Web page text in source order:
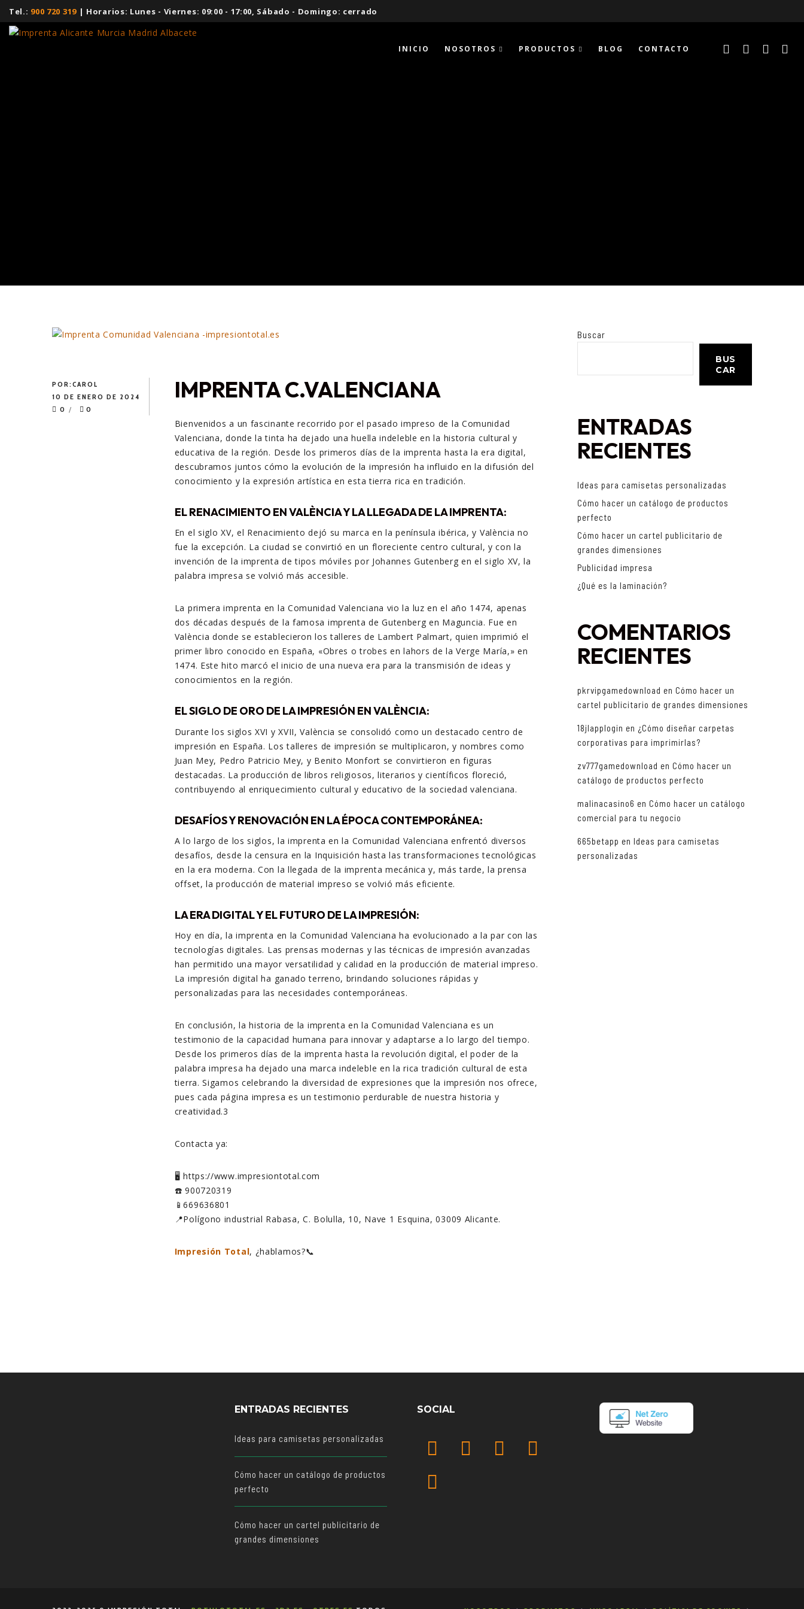
Tel.: 900 720 319| Horarios: Lunes - Viernes: 09:00 - 17:00, Sábado - Domingo: cerrado
INICIO NOSOTROS PRODUCTOS BLOG CONTACTO
POR:CAROL
10 DE ENERO DE 2024
0
0
IMPRENTA C.VALENCIANA
Bienvenidos a un fascinante recorrido por el pasado impreso de la Comunidad
Valenciana, donde la tinta ha dejado una huella indeleble en la historia cultural y
educativa de la región. Desde los primeros días de la imprenta hasta la era digital,
descubramos juntos cómo la evolución de la impresión ha influido en la difusión del
conocimiento y la expresión artística en esta tierra rica en tradición.
EL RENACIMIENTO EN VALÈNCIA Y LA LLEGADA DE LA IMPRENTA:
En el siglo XV, el Renacimiento dejó su marca en la península ibérica, y València no
fue la excepción. La ciudad se convirtió en un floreciente centro cultural, y con la
invención de la imprenta de tipos móviles por Johannes Gutenberg en el siglo XV, la
palabra impresa se volvió más accesible.
La primera imprenta en la Comunidad Valenciana vio la luz en el año 1474, apenas
dos décadas después de la famosa imprenta de Gutenberg en Maguncia. Fue en
València donde se establecieron los talleres de Lambert Palmart, quien imprimió el
primer libro conocido en España, «Obres o trobes en lahors de la Verge María,» en
1474. Este hito marcó el inicio de una nueva era para la transmisión de ideas y
conocimientos en la región.
EL SIGLO DE ORO DE LA IMPRESIÓN EN VALÈNCIA:
Durante los siglos XVI y XVII, València se consolidó como un destacado centro de
impresión en España. Los talleres de impresión se multiplicaron, y nombres como
Juan Mey, Pedro Patricio Mey, y Benito Monfort se convirtieron en figuras
destacadas. La producción de libros religiosos, literarios y científicos floreció,
contribuyendo al enriquecimiento cultural y educativo de la sociedad valenciana.
DESAFÍOS Y RENOVACIÓN EN LA ÉPOCA CONTEMPORÁNEA:
A lo largo de los siglos, la imprenta en la Comunidad Valenciana enfrentó diversos
desafíos, desde la censura en la Inquisición hasta las transformaciones tecnológicas
en la era moderna. Con la llegada de la imprenta mecánica y, más tarde, la prensa
offset, la producción de material impreso se volvió más eficiente.
LA ERA DIGITAL Y EL FUTURO DE LA IMPRESIÓN:
Hoy en día, la imprenta en la Comunidad Valenciana ha evolucionado a la par con las
tecnologías digitales. Las prensas modernas y las técnicas de impresión avanzadas
han permitido una mayor versatilidad y calidad en la producción de material impreso.
La impresión digital ha ganado terreno, brindando soluciones rápidas y
personalizadas para las necesidades contemporáneas.
En conclusión, la historia de la imprenta en la Comunidad Valenciana es un
testimonio de la capacidad humana para innovar y adaptarse a lo largo del tiempo.
Desde los primeros días de la imprenta hasta la revolución digital, el poder de la
palabra impresa ha dejado una marca indeleble en la rica tradición cultural de esta
tierra. Sigamos celebrando la diversidad de expresiones que la impresión nos ofrece,
pues cada página impresa es un testimonio perdurable de nuestra historia y
creatividad.3
Contacta ya:
🖥️ https://www.impresiontotal.com
☎️ 900720319
📱669636801
📍Polígono industrial Rabasa, C. Bolulla, 10, Nave 1 Esquina, 03009 Alicante.
Impresión Total, ¿hablamos?📞
Buscar
BUS
CAR
ENTRADAS
RECIENTES
Ideas para camisetas personalizadas
Cómo hacer un catálogo de productos
perfecto
Cómo hacer un cartel publicitario de
grandes dimensiones
Publicidad impresa
¿Qué es la laminación?
COMENTARIOS
RECIENTES
pkrvipgamedownload en Cómo hacer un
cartel publicitario de grandes dimensiones
18jlapplogin en ¿Cómo diseñar carpetas
corporativas para imprimirlas?
zv777gamedownload en Cómo hacer un
catálogo de productos perfecto
malinacasino6 en Cómo hacer un catálogo
comercial para tu negocio
665betapp en Ideas para camisetas
personalizadas
ENTRADAS RECIENTES
Ideas para camisetas personalizadas
Cómo hacer un catálogo de productos
perfecto
Cómo hacer un cartel publicitario de
grandes dimensiones
SOCIAL